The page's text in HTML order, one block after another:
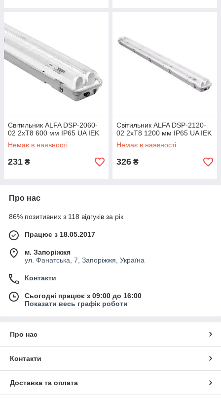
Світильник ALFA DSP-2060-
02 2хT8 600 мм IP65 UA IEK
Немає в наявності
231 ₴
Світильник ALFA DSP-2120-
02 2хT8 1200 мм IP65 UA IEK
Немає в наявності
326 ₴
Про нас
86% позитивних з 118 відгуків за рік
Працює з 18.05.2017
м. Запоріжжя
ул. Фанатська, 7, Запоріжжя, Україна
Контакти
Сьогодні працює з 09:00 до 16:00
Показати весь графік роботи
Про нас
Контакти
Доставка та оплата